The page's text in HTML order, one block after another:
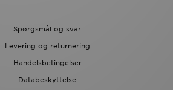
Spørgsmål og svar
Levering og returnering
Handelsbetingelser
Databeskyttelse